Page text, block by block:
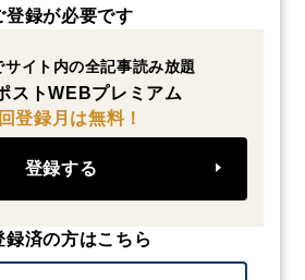
登録が必要です
サイト内の全記事読み放題
ストWEBプレミアム
登録月は無料！
登録する
録済の方はこちら